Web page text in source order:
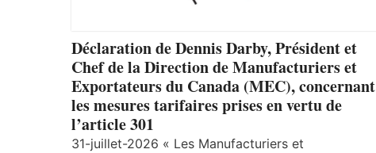
Déclaration de Dennis Darby, Président et
Chef de la Direction de Manufacturiers et
Exportateurs du Canada (MEC), concernant
les mesures tarifaires prises en vertu de
l’article 301
31-juillet-2026 « Les Manufacturiers et